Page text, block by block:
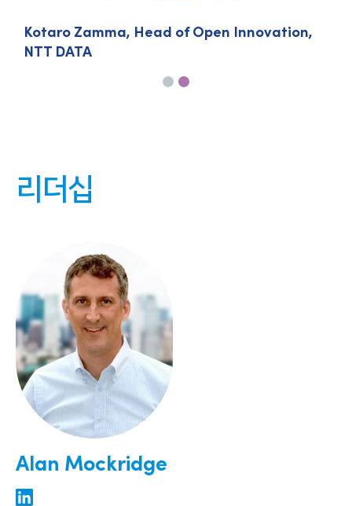
Kotaro Zamma, Head of Open Innovation,
NTT DATA
리더십
Alan Mockridge